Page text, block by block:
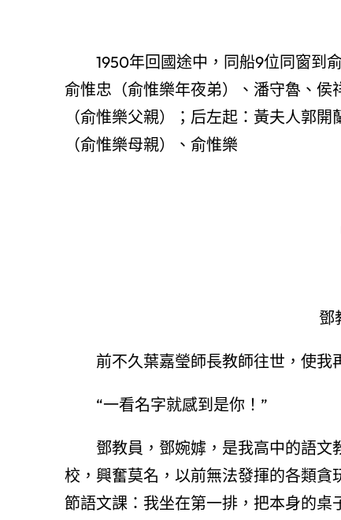
1950年回國途中，同船9位同窗到
俞惟忠（俞惟樂年夜弟）、潘守魯、
（俞惟樂父親）；后左起：黃夫人郭
（俞惟樂母親）、俞惟樂
鄧
前不久葉嘉瑩師長教師往世，使我
“一看名字就感到是你！”
鄧教員，鄧婉嫭，是我高中的語
校，興奮莫名，以前無法發揮的各類
節語文課：我坐在第一排，把本身的